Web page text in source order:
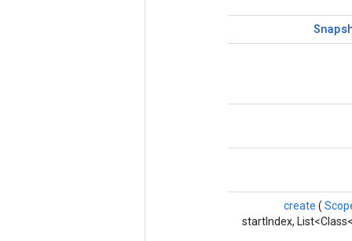
create (
startIndex,